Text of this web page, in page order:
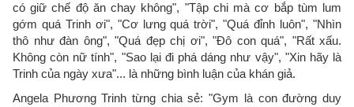
có giữ chế độ ăn chay không", "Tập chi mà cơ bắp tùm lum
gớm quá Trinh ơi", "Cơ lưng quá trời", "Quá đỉnh luôn", "Nhìn
thô như đàn ông", "Quá đẹp chị ơi", "Đô con quá", "Rất xấu.
Không còn nữ tính", "Sao lại đi phá dáng như vậy", "Xin hãy là
Trinh của ngày xưa"... là những bình luận của khán giả.
Angela Phương Trinh từng chia sẻ: "Gym là con đường duy